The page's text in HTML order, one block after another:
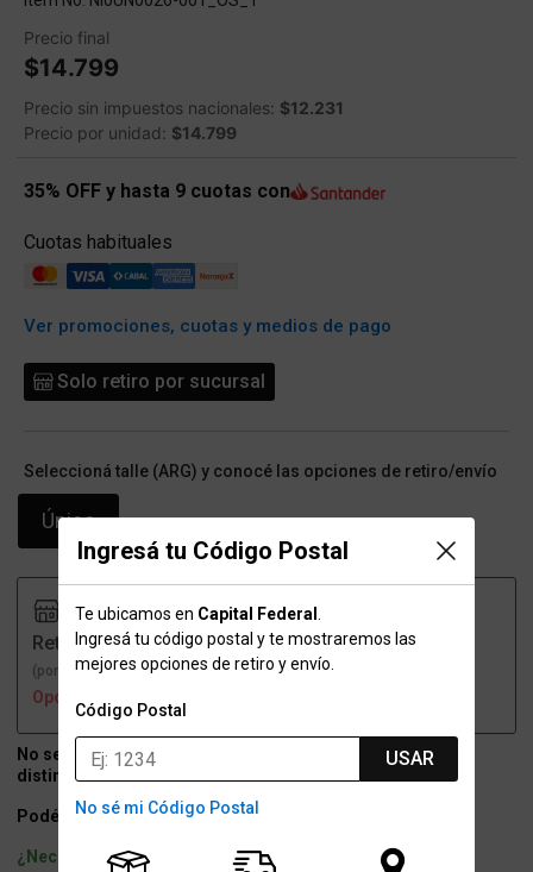
Ingresá tu Código Postal
Te ubicamos en Capital Federal
Ingresá tu código postal y te mostraremos las
mejores opciones de retiro y envío.
Código Postal
USAR
No sé mi Código Postal
Precio final
$14.799
Precio sin impuestos nacionales: $12.231
Precio por unidad: $14.799
35% OFF y hasta 9 cuotas con
Cuotas habituales
Ver promociones, cuotas y medios de pago
Solo retiro por sucursal
Seleccioná talle (ARG) y conocé las opciones de retiro/envío
Único
Retiro
(por una sucursal)
Opción no disponible
Envío
(a domicilio)
No se puede agregar al carrito: tenés otro producto con
distinto método de entrega.
Podés guardarlo en favoritos y comprarlo después.
¿Necesitás ayuda? Escribinos por Whatsapp.